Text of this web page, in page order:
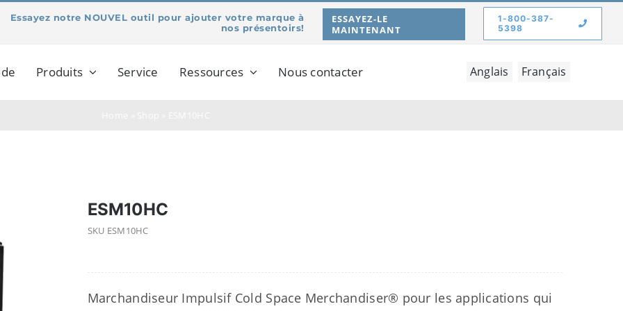
Essayez notre NOUVEL outil pour ajouter votre marque à
nos présentoirs!
ESSAYEZ-LE
MAINTENANT
1-800-387-
5398
Produits Service Ressources Nous contacter Anglais Français
ESM10HC
SKU ESM10HC
Marchandiseur Impulsif Cold Space Merchandiser® pour les applications qui